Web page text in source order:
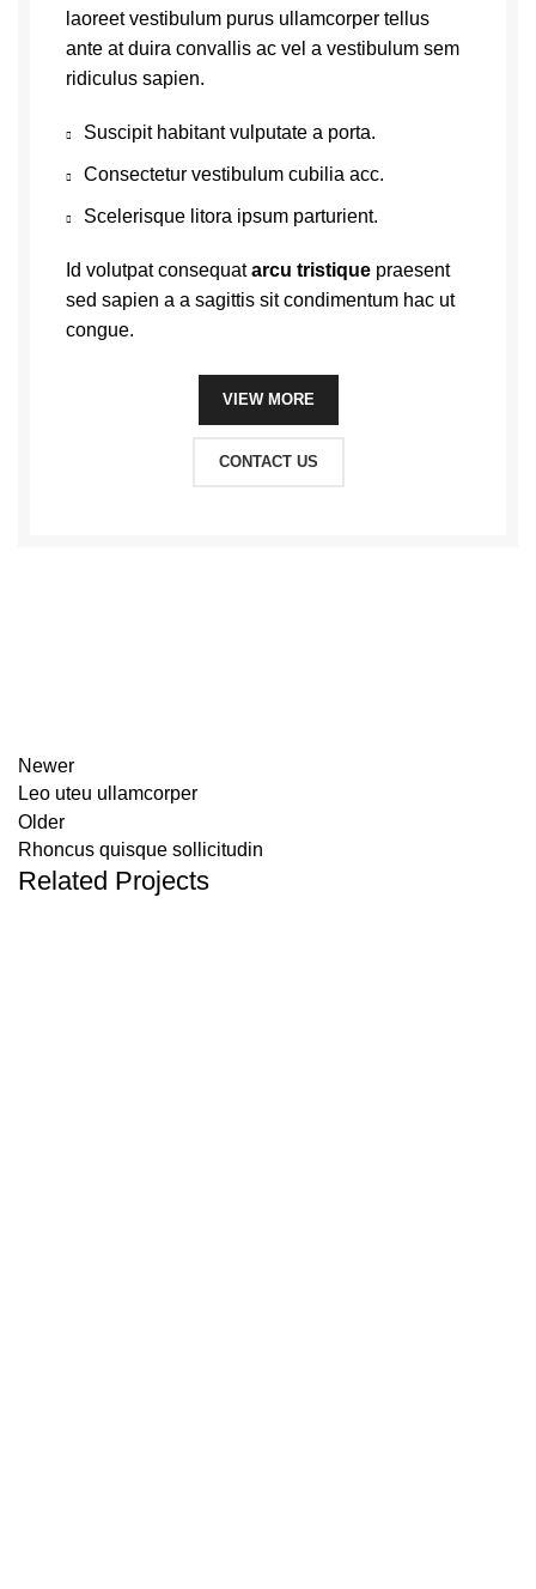
laoreet vestibulum purus ullamcorper tellus
ante at duira convallis ac vel a vestibulum sem
ridiculus sapien.
Suscipit habitant vulputate a porta.
Consectetur vestibulum cubilia acc.
Scelerisque litora ipsum parturient.
Id volutpat consequatarcu tristique praesent
sed sapien a a sagittis sit condimentum hac ut
congue.
VIEW MORE
CONTACT US
Newer
Leo uteu ullamcorper
Older
Rhoncus quisque sollicitudin
Related Projects